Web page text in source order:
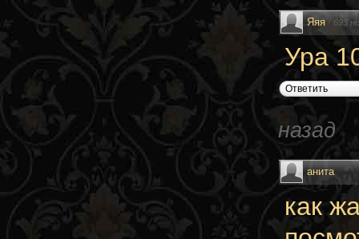
Яяя · 693
Ура
Ответить
назад
анита
как